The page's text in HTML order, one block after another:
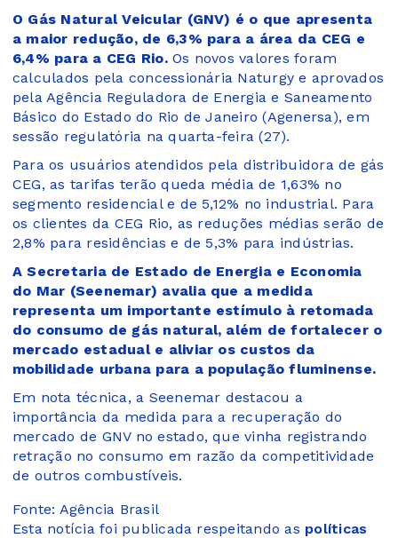
O Gás Natural Veicular (GNV) é o que apresenta
a maior redução, de 6,3% para a área da CEG e
6,4% para a CEG Rio.Os novos valores foram
calculados pela concessionária Naturgy e aprovados
pela Agência Reguladora de Energia e Saneamento
Básico do Estado do Rio de Janeiro (Agenersa), em
sessão regulatória na quarta-feira (27).
Para os usuários atendidos pela distribuidora de gás
CEG, as tarifas terão queda média de 1,63% no
segmento residencial e de 5,12% no industrial. Para
os clientes da CEG Rio, as reduções médias serão de
2,8% para residências e de 5,3% para indústrias.
A Secretaria de Estado de Energia e Economia
do Mar (Seenemar) avalia que a medida
representa um importante estímulo à retomada
do consumo de gás natural, além de fortalecer o
mercado estadual e aliviar os custos da
mobilidade urbana para a população fluminense.
Em nota técnica, a Seenemar destacou a
importância da medida para a recuperação do
mercado de GNV no estado, que vinha registrando
retração no consumo em razão da competitividade
de outros combustíveis.
Fonte: Agência Brasil
Esta notícia foi publicada respeitando as políticas